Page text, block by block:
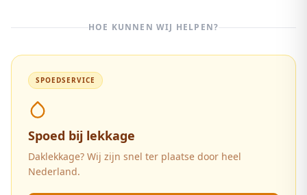
HOE KUNNEN WIJ HELPEN?
SPOEDSERVICE
Spoed bij lekkage
Daklekkage? Wij zijn snel ter plaatse door heel
Nederland.